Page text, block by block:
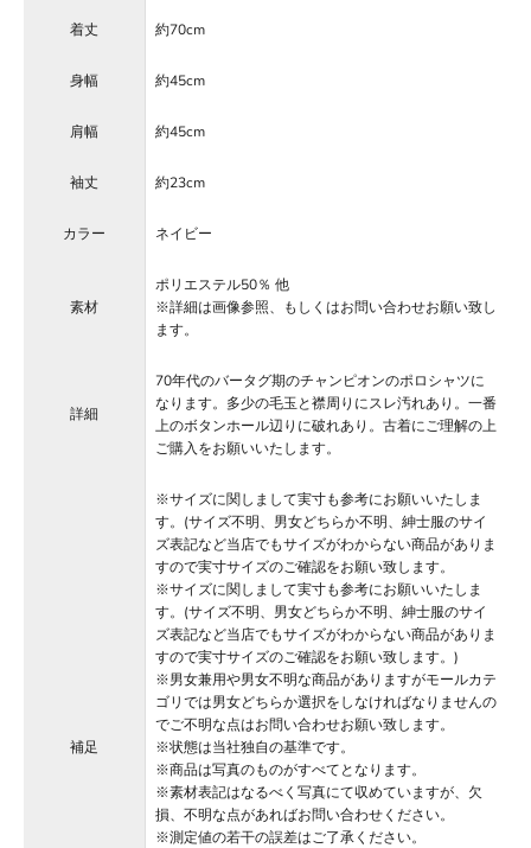
着丈 約70cm
身幅 約45cm
肩幅 約45cm
袖丈 約23cm
カラー ネイビー
素材
ポリエステル50％ 他
※詳細は画像参照、もしくはお問い合わせお願い致し
ます。
詳細
70年代のバータグ期のチャンピオンのポロシャツに
なります。多少の毛玉と襟周りにスレ汚れあり。一番
上のボタンホール辺りに破れあり。古着にご理解の上
ご購入をお願いいたします。
補足
※サイズに関しまして実寸も参考にお願いいたしま
す。(サイズ不明、男女どちらか不明、紳士服のサイ
ズ表記など当店でもサイズがわからない商品がありま
すので実寸サイズのご確認をお願い致します。
※サイズに関しまして実寸も参考にお願いいたしま
す。(サイズ不明、男女どちらか不明、紳士服のサイ
ズ表記など当店でもサイズがわからない商品がありま
すので実寸サイズのご確認をお願い致します。)
※男女兼用や男女不明な商品がありますがモールカテ
ゴリでは男女どちらか選択をしなければなりませんの
でご不明な点はお問い合わせお願い致します。
※状態は当社独自の基準です。
※商品は写真のものがすべてとなります。
※素材表記はなるべく写真にて収めていますが、欠
損、不明な点があればお問い合わせください。
※測定値の若干の誤差はご了承ください。